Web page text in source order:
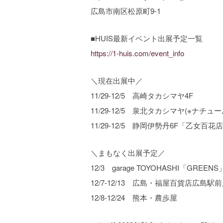
広島市南区松原町9-1
■HUIS最新イベント出展予定一覧
https://1-huis.com/event_info
＼現在出展中／
11/29-12/5 高崎タカシマヤ4F
11/29-12/5 泉北タカシマヤ(※ナチュー
11/29-12/5 静岡伊勢丹6F「乙女百花店
＼まもなく出展予定／
12/3 garage TOYOHASHI「GREENS」
12/7-12/13 広島・福屋百貨店広島駅
12/8-12/24 熊本・農歩屋